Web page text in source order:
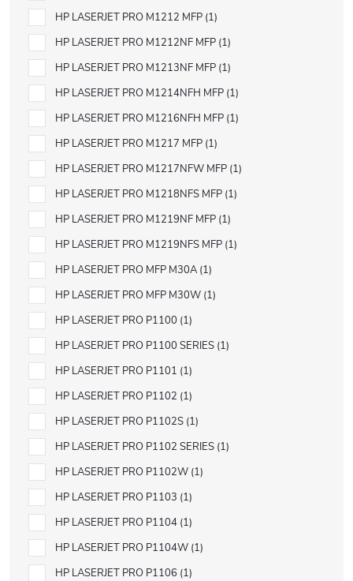
HP LASERJET PRO M1212 MFP 1
HP LASERJET PRO M1212NF MFP 1
HP LASERJET PRO M1213NF MFP 1
HP LASERJET PRO M1214NFH MFP 1
HP LASERJET PRO M1216NFH MFP 1
HP LASERJET PRO M1217 MFP 1
HP LASERJET PRO M1217NFW MFP 1
HP LASERJET PRO M1218NFS MFP 1
HP LASERJET PRO M1219NF MFP 1
HP LASERJET PRO M1219NFS MFP 1
HP LASERJET PRO MFP M30A 1
HP LASERJET PRO MFP M30W 1
HP LASERJET PRO P1100 1
HP LASERJET PRO P1100 SERIES 1
HP LASERJET PRO P1101 1
HP LASERJET PRO P1102 1
HP LASERJET PRO P1102S 1
HP LASERJET PRO P1102 SERIES 1
HP LASERJET PRO P1102W 1
HP LASERJET PRO P1103 1
HP LASERJET PRO P1104 1
HP LASERJET PRO P1104W 1
HP LASERJET PRO P1106 1